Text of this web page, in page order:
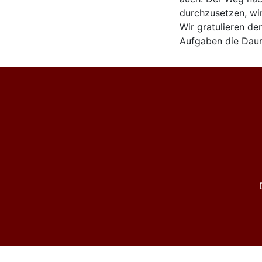
durchzusetzen,
Wir gratulieren
Aufgaben die